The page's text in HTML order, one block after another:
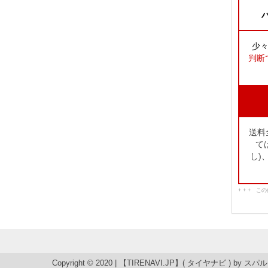
少
判断
送料
て
し)
+ + + この
Copyright © 2020 | 【TIRENAVI.JP】( タイヤナビ ) by スパ